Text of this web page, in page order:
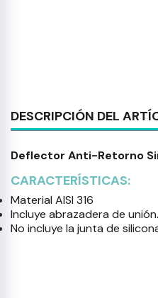
DESCRIPCIÓN DEL
Deflector Anti-Retorno
CARACTERÍSTICAS:
Material AISI 316
Incluye abrazadera de unión.
No incluye la junta de